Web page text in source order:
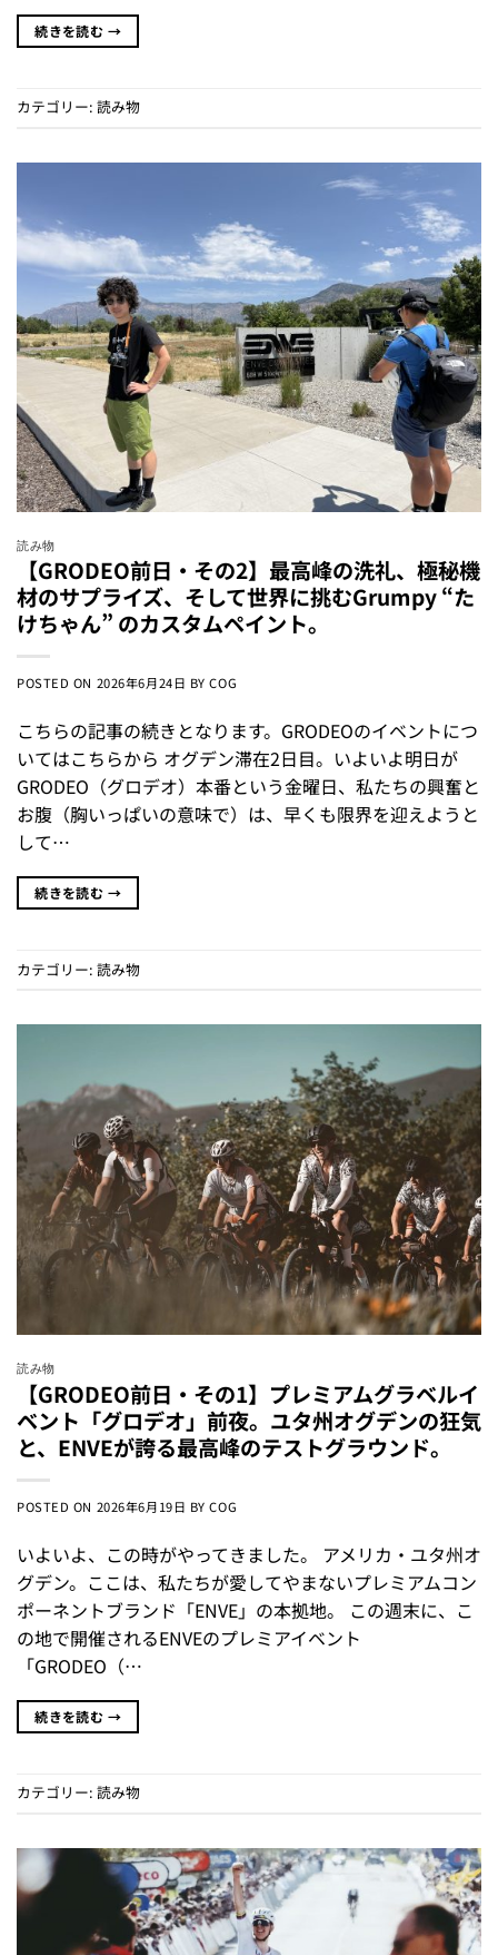
続きを読む →
カテゴリー: 読み物
読み物
【GRODEO前日・その2】最高峰の洗礼、極秘機
材のサプライズ、そして世界に挑むGrumpy “た
けちゃん” のカスタムペイント。
POSTED ON 2026年6月24日 BYCOG
こちらの記事の続きとなります。GRODEOのイベントにつ
いてはこちらから オグデン滞在2日目。いよいよ明日が
GRODEO（グロデオ）本番という金曜日、私たちの興奮と
お腹（胸いっぱいの意味で）は、早くも限界を迎えようと
して…
続きを読む →
カテゴリー: 読み物
読み物
【GRODEO前日・その1】プレミアムグラベルイ
ベント「グロデオ」前夜。ユタ州オグデンの狂気
と、ENVEが誇る最高峰のテストグラウンド。
POSTED ON 2026年6月19日 BYCOG
いよいよ、この時がやってきました。 アメリカ・ユタ州オ
グデン。ここは、私たちが愛してやまないプレミアムコン
ポーネントブランド「ENVE」の本拠地。 この週末に、こ
の地で開催されるENVEのプレミアイベント
「GRODEO（…
続きを読む →
カテゴリー: 読み物